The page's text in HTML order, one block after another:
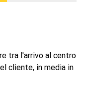
tra l'arrivo al centro
cliente, in media in